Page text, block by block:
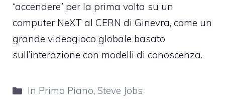
“accendere” per la prima volta su un
computer NeXT al CERN di Ginevra, come un
grande videogioco globale basato
sull’interazione con modelli di conoscenza.
Categorie
In Primo Piano,Steve Jobs